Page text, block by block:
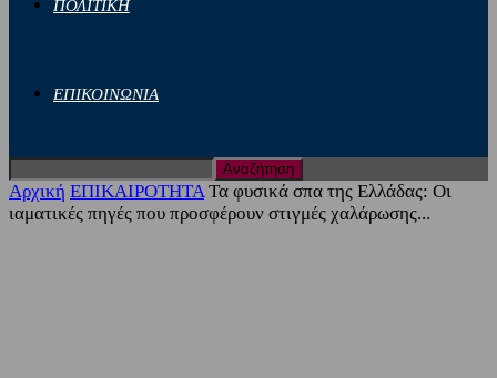
ΠΟΛΙΤΙΚΗ
ΕΠΙΚΟΙΝΩΝΙΑ
Αρχική ΕΠΙΚΑΙΡΟΤΗΤΑ Τα φυσικά σπα της Ελλάδας: Οι
ιαματικές πηγές που προσφέρουν στιγμές χαλάρωσης...